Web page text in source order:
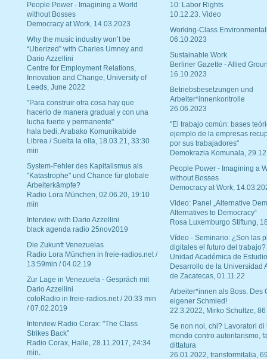
People Power - Imagining a World
without Bosses
Democracy at Work, 14.03.2023
Why the music industry won’t be
“Uberized” with Charles Umney and
Dario Azzellini
Centre for Employment Relations,
Innovation and Change, University of
Leeds, June 2022
"Para construir otra cosa hay que
hacerlo de manera gradual y con una
lucha fuerte y permanente"
hala bedi. Arabako Komunikabide
Librea / Suelta la olla, 18.03.21, 33:30
min
System-Fehler des Kapitalismus als
"Katastrophe" und Chance für globale
Arbeiterkämpfe?
Radio Lora München, 02.06.20, 19:10
min
Interview with Dario Azzellini
black agenda radio 25nov2019
Die Zukunft Venezuelas
Radio Lora München in freie-radios.net /
13:59min / 04.02.19
Zur Lage in Venezuela - Gespräch mit
Dario Azzellini
coloRadio in freie-radios.net / 20:33 min
/ 07.02.2019
Interview Radio Corax: "The Class
Strikes Back"
Radio Corax, Halle, 28.11.2017, 24:34
min.
10: Labor Rights
10.12.23. Video
Working-Class
06.10.2023
Sustainable Work
Berliner Gazette - Allied
16.10.2023
Betriebsbesetzungen und
Arbeiter*innenkontrolle
26.06.2023
"El trabajo común: bases
ejemplo de la empresas
por sus trabajadores"
Demokrazia Komunala,
People Power - Imagining a
without Bosses
Democracy at Work,
Video: Panel „Alternative
Alternatives to Democracy“
Rosa Luxemburgo Stiftung,
Vídeo - Seminario: ¿Son las
digitales el futuro del trabajo?
Unidad Académica de
Desarrollo de la Universidad
de Zacatecas, 01.11.22
Arbeiter*innen als Boss. Des
eigener Schmied!
22.3.2022, Mirko Schultze, 86
Se non noi, chi? Lavoratori di
mondo contro autoritarismo,
dittatura
26.01.2022, transformitalia,